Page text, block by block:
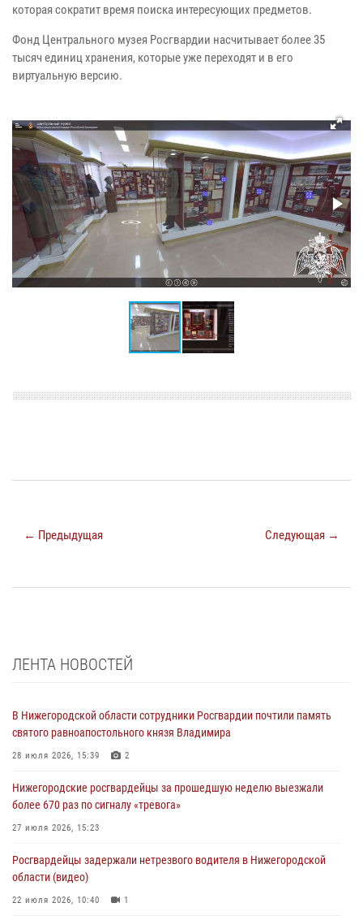
которая сократит время поиска интересующих предметов.
Фонд Центрального музея Росгвардии насчитывает более 35
тысяч единиц хранения, которые уже переходят и в его
виртуальную версию.
← Предыдущая Следующая →
ЛЕНТА НОВОСТЕЙ
В Нижегородской области сотрудники Росгвардии почтили память
святого равноапостольного князя Владимира
28 июля 2026, 15:39 2
Нижегородские росгвардейцы за прошедшую неделю выезжали
более 670 раз по сигналу «тревога»
27 июля 2026, 15:23
Росгвардейцы задержали нетрезвого водителя в Нижегородской
области (видео)
22 июля 2026, 10:40 1